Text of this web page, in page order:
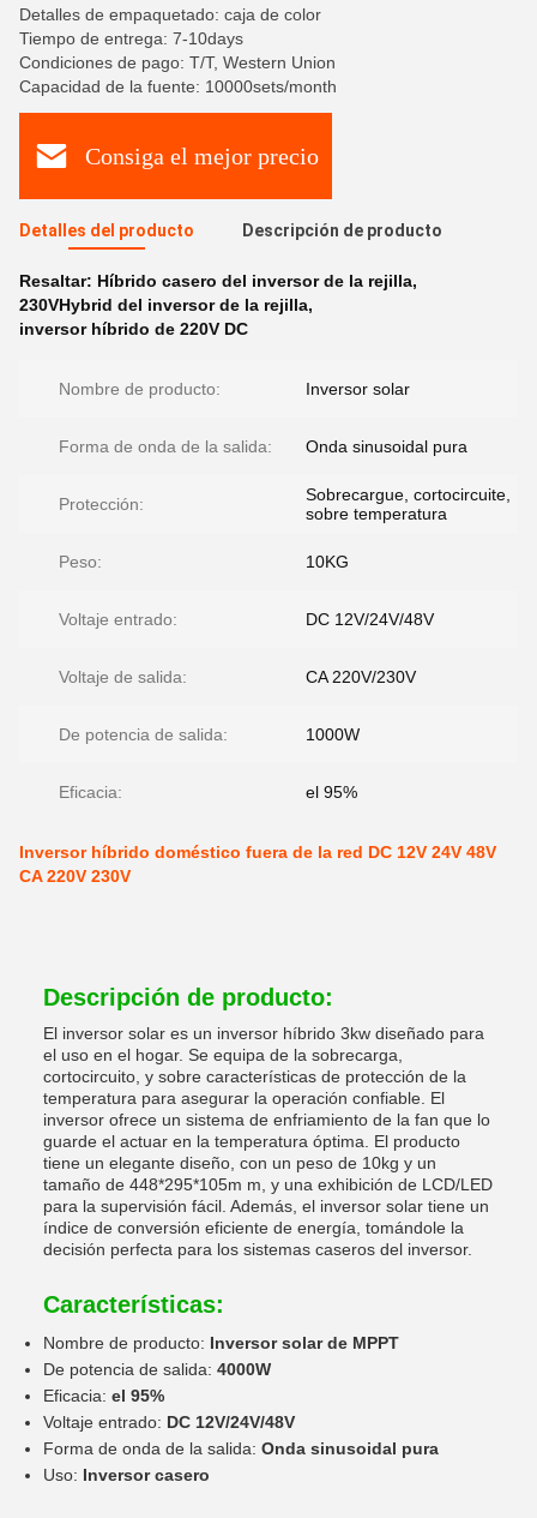
Detalles de empaquetado: caja de color
Tiempo de entrega: 7-10days
Condiciones de pago: T/T, Western Union
Capacidad de la fuente: 10000sets/month
Consiga el mejor precio
Detalles del producto Descripción de producto
Resaltar: Híbrido casero del inversor de la rejilla,
230VHybrid del inversor de la rejilla,
inversor híbrido de 220V DC
Nombre de producto: Inversor solar
Forma de onda de la salida: Onda sinusoidal pura
Protección:
Sobrecargue, cortocircuite,
sobre temperatura
Peso: 10KG
Voltaje entrado: DC 12V/24V/48V
Voltaje de salida: CA 220V/230V
De potencia de salida: 1000W
Eficacia: el 95%
Inversor híbrido doméstico fuera de la red DC 12V 24V 48V
CA 220V 230V
Descripción de producto:
El inversor solar es un inversor híbrido 3kw diseñado para
el uso en el hogar. Se equipa de la sobrecarga,
cortocircuito, y sobre características de protección de la
temperatura para asegurar la operación confiable. El
inversor ofrece un sistema de enfriamiento de la fan que lo
guarde el actuar en la temperatura óptima. El producto
tiene un elegante diseño, con un peso de 10kg y un
tamaño de 448*295*105m m, y una exhibición de LCD/LED
para la supervisión fácil. Además, el inversor solar tiene un
índice de conversión eficiente de energía, tomándole la
decisión perfecta para los sistemas caseros del inversor.
Características:
Nombre de producto: Inversor solar de MPPT
De potencia de salida: 4000W
Eficacia: el 95%
Voltaje entrado: DC 12V/24V/48V
Forma de onda de la salida: Onda sinusoidal pura
Uso: Inversor casero